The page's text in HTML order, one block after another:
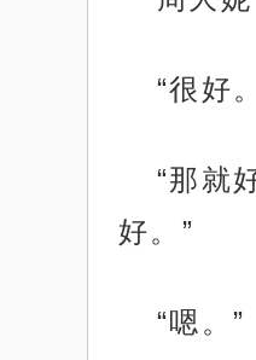
“很好
“那就
好。”
“嗯。”